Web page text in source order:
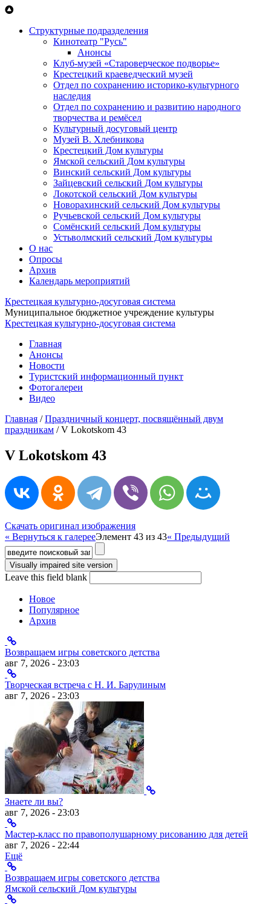
Перейти к основному содержанию
Структурные подразделения
Кинотеатр "Русь"
Анонсы
Клуб-музей «Староверческое подворье»
Крестецкий краеведческий музей
Отдел по сохранению историко-культурного
наследия
Отдел по сохранению и развитию народного
творчества и ремёсел
Культурный досуговый центр
Музей В. Хлебникова
Крестецкий Дом культуры
Ямской сельский Дом культуры
Винский сельский Дом культуры
Зайцевский сельский Дом культуры
Локотской сельский Дом культуры
Новорахинский сельский Дом культуры
Ручьевской сельский Дом культуры
Сомёнский сельский Дом культуры
Устьволмский сельский Дом культуры
О нас
Опросы
Архив
Календарь мероприятий
Крестецкая культурно-досуговая система
Муниципальное бюджетное учреждение культуры
Крестецкая культурно-досуговая система
Главная
Анонсы
Новости
Туристский информационный пункт
Фотогалереи
Видео
Главная /Праздничный концерт, посвящённый двум
праздникам /V Lokotskom 43
V Lokotskom 43
Скачать оригинал изображения
« Вернуться к галерееЭлемент 43 из 43« Предыдущий
Форма поиска
Leave this field blank
Новое
Популярное
Архив
Возвращаем игры советского детства
авг 7, 2026 - 23:03
Творческая встреча с Н. И. Барулиным
авг 7, 2026 - 23:03
Знаете ли вы?
авг 7, 2026 - 23:03
Мастер-класс по правополушарному рисованию для детей
авг 7, 2026 - 22:44
Ещё
Возвращаем игры советского детства
Ямской сельский Дом культуры